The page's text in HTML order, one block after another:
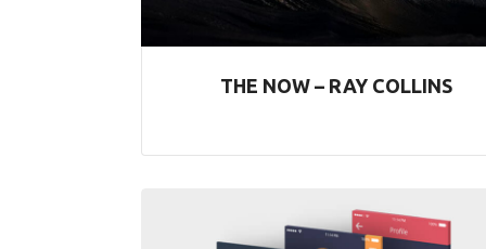
THE NOW – RAY COLLINS